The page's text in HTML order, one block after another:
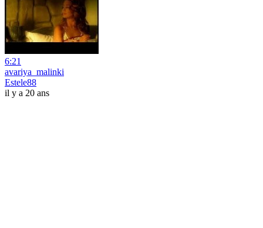
6:21
avariya_malinki
Estele88
il y a 20 ans